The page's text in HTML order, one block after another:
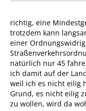
richtig, eine
trotzdem kann
einer
natürlich nur 45
ich damit auf der
weil ich es nicht eilig
Grund, es nicht eilig
zu wollen, wird da